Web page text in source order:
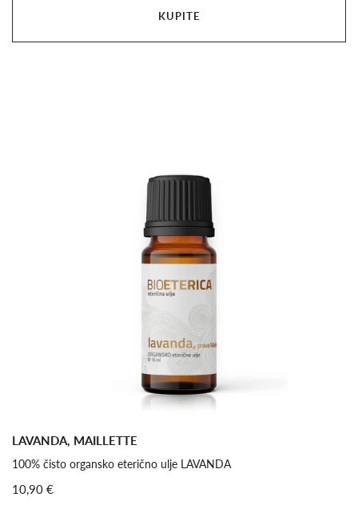
KUPITE
LAVANDA, MAILLETTE
100% čisto organsko eterično ulje LAVANDA
10,90 €